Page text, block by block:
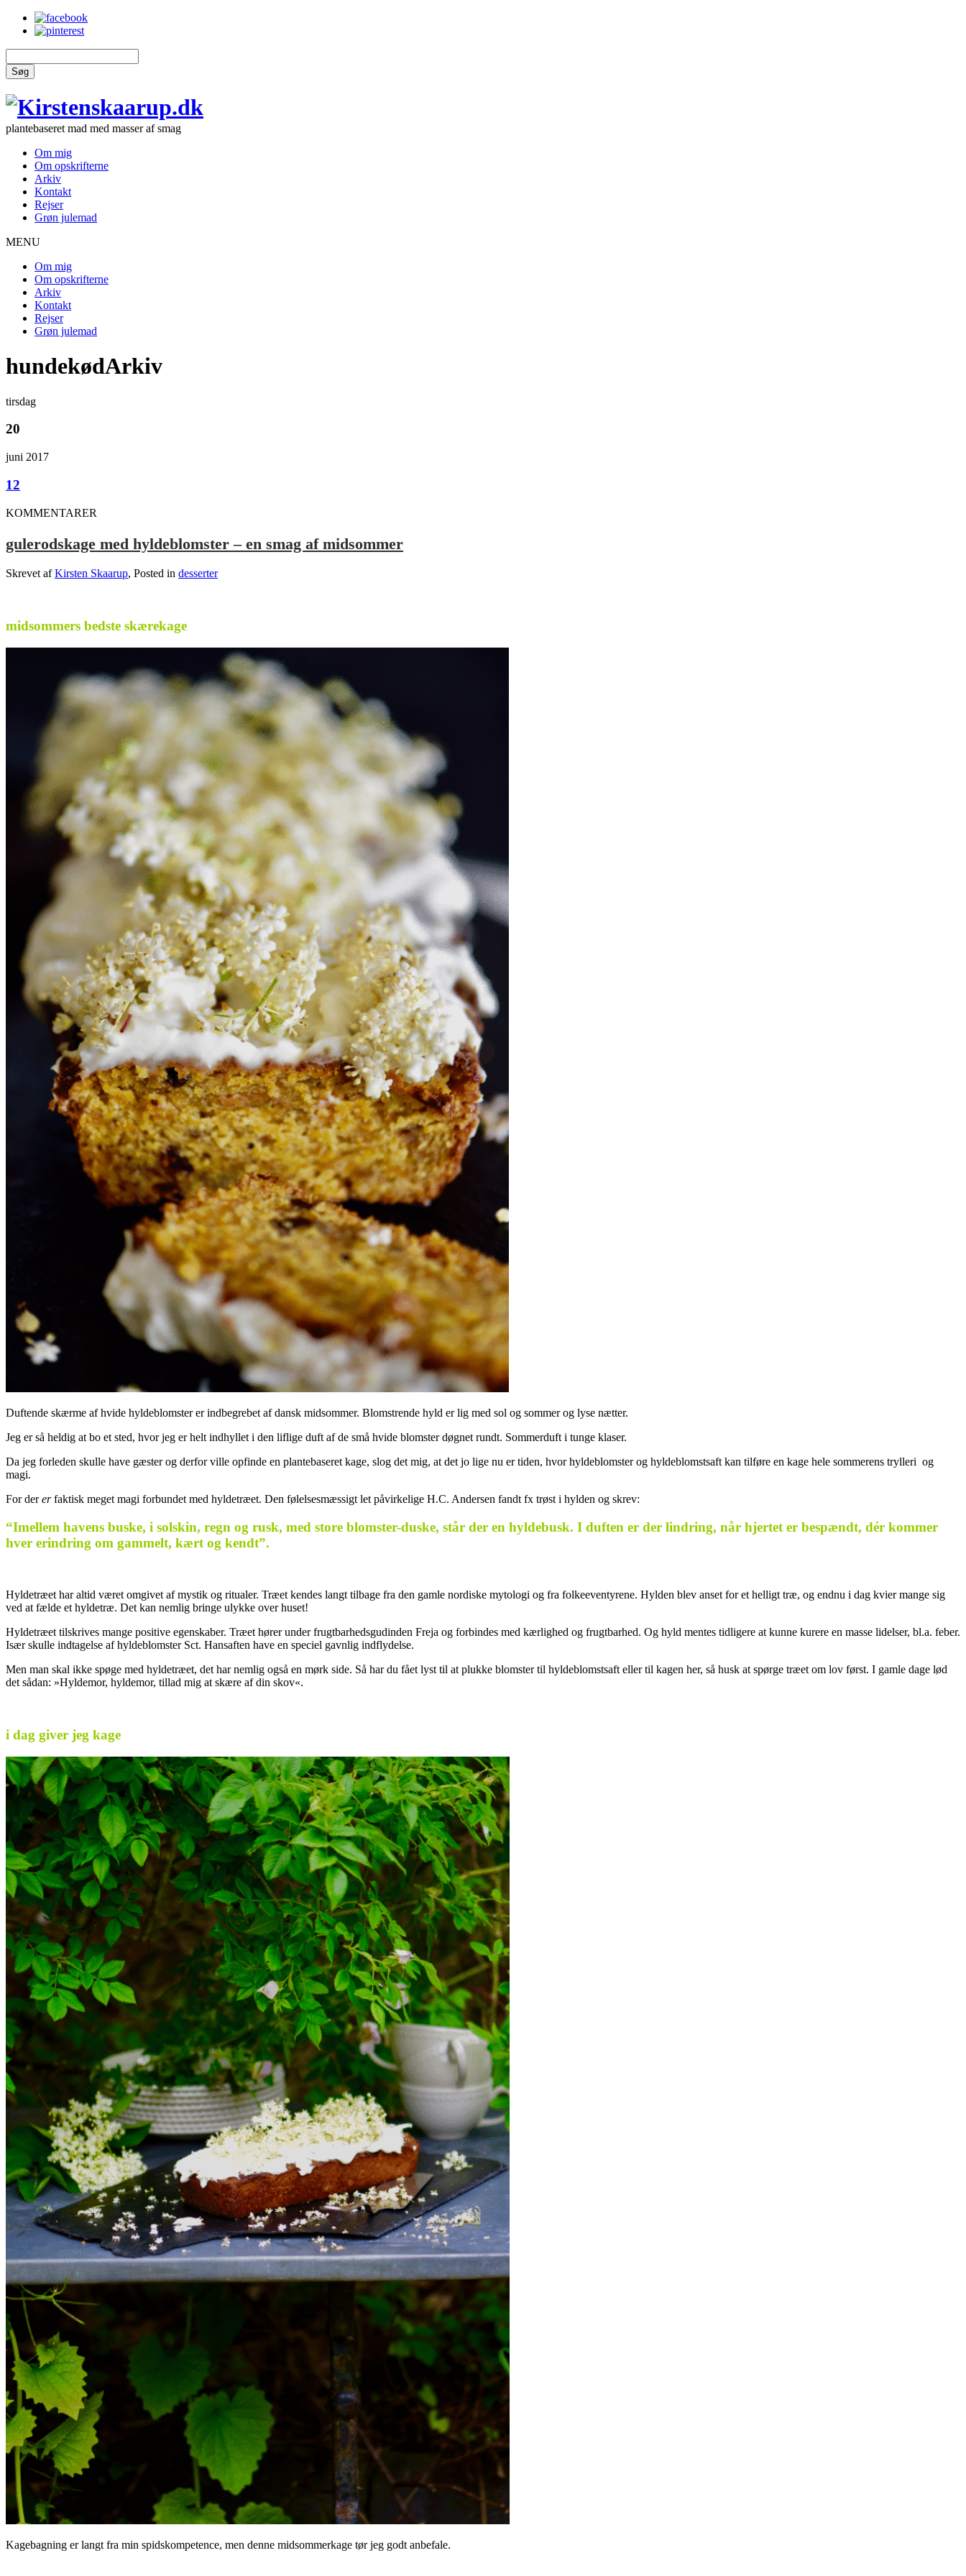
Søg
plantebaseret mad med masser af smag
Om mig
Om opskrifterne
Arkiv
Kontakt
Rejser
Grøn julemad
MENU
Om mig
Om opskrifterne
Arkiv
Kontakt
Rejser
Grøn julemad
hundekødArkiv
tirsdag
20
juni 2017
12
KOMMENTARER
gulerodskage med hyldeblomster – en smag af midsommer
Skrevet afKirsten Skaarup, Posted in desserter
midsommers bedste skærekage
Duftende skærme af hvide hyldeblomster er indbegrebet af dansk midsommer. Blomstrende hyld er lig med sol og sommer og lyse nætter.
Jeg er så heldig at bo et sted, hvor jeg er helt indhyllet i den liflige duft af de små hvide blomster døgnet rundt. Sommerduft i tunge klaser.
Da jeg forleden skulle have gæster og derfor ville opfinde en plantebaseret kage, slog det mig, at det jo lige nu er tiden, hvor hyldeblomster og hyldeblomstsaft kan tilføre en kage hele sommerens trylleri og
magi.
For dererfaktisk meget magi forbundet med hyldetræet. Den følelsesmæssigt let påvirkelige H.C. Andersen fandt fx trøst i hylden og skrev:
“Imellem havens buske, i solskin, regn og rusk, med store blomster-duske, står der en hyldebusk. I duften er der lindring, når hjertet er bespændt, dér kommer
hver erindring om gammelt, kært og kendt”.
Hyldetræet har altid været omgivet af mystik og ritualer. Træet kendes langt tilbage fra den gamle nordiske mytologi og fra folkeeventyrene. Hylden blev anset for et helligt træ, og endnu i dag kvier mange sig
ved at fælde et hyldetræ. Det kan nemlig bringe ulykke over huset!
Hyldetræet tilskrives mange positive egenskaber. Træet hører under frugtbarhedsgudinden Freja og forbindes med kærlighed og frugtbarhed. Og hyld mentes tidligere at kunne kurere en masse lidelser, bl.a. feber.
Især skulle indtagelse af hyldeblomster Sct. Hansaften have en speciel gavnlig indflydelse.
Men man skal ikke spøge med hyldetræet, det har nemlig også en mørk side. Så har du fået lyst til at plukke blomster til hyldeblomstsaft eller til kagen her, så husk at spørge træet om lov først. I gamle dage lød
det sådan: »Hyldemor, hyldemor, tillad mig at skære af din skov«.
i dag giver jeg kage
Kagebagning er langt fra min spidskompetence, men denne midsommerkage tør jeg godt anbefale.